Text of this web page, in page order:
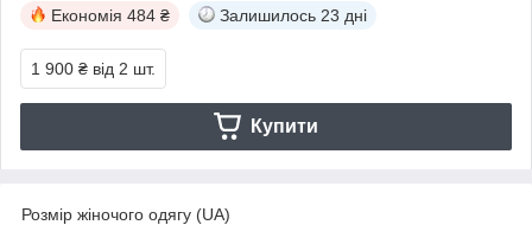
Економія 484 ₴ Залишилось 23 дні
1 900 ₴ від 2 шт.
Купити
Розмір жіночого одягу (UA)